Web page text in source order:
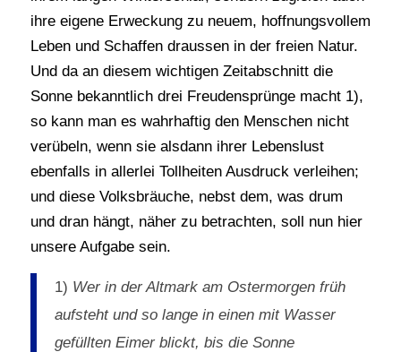
ihre eigene Erweckung zu neuem, hoffnungsvollem
Leben und Schaffen draussen in der freien Natur.
Und da an diesem wichtigen Zeitabschnitt die
Sonne bekanntlich drei Freudensprünge macht 1),
so kann man es wahrhaftig den Menschen nicht
verübeln, wenn sie alsdann ihrer Lebenslust
ebenfalls in allerlei Tollheiten Ausdruck verleihen;
und diese Volksbräuche, nebst dem, was drum
und dran hängt, näher zu betrachten, soll nun hier
unsere Aufgabe sein.
1) Wer in der Altmark am Ostermorgen früh
aufsteht und so lange in einen mit Wasser
gefüllten Eimer blickt, bis die Sonne